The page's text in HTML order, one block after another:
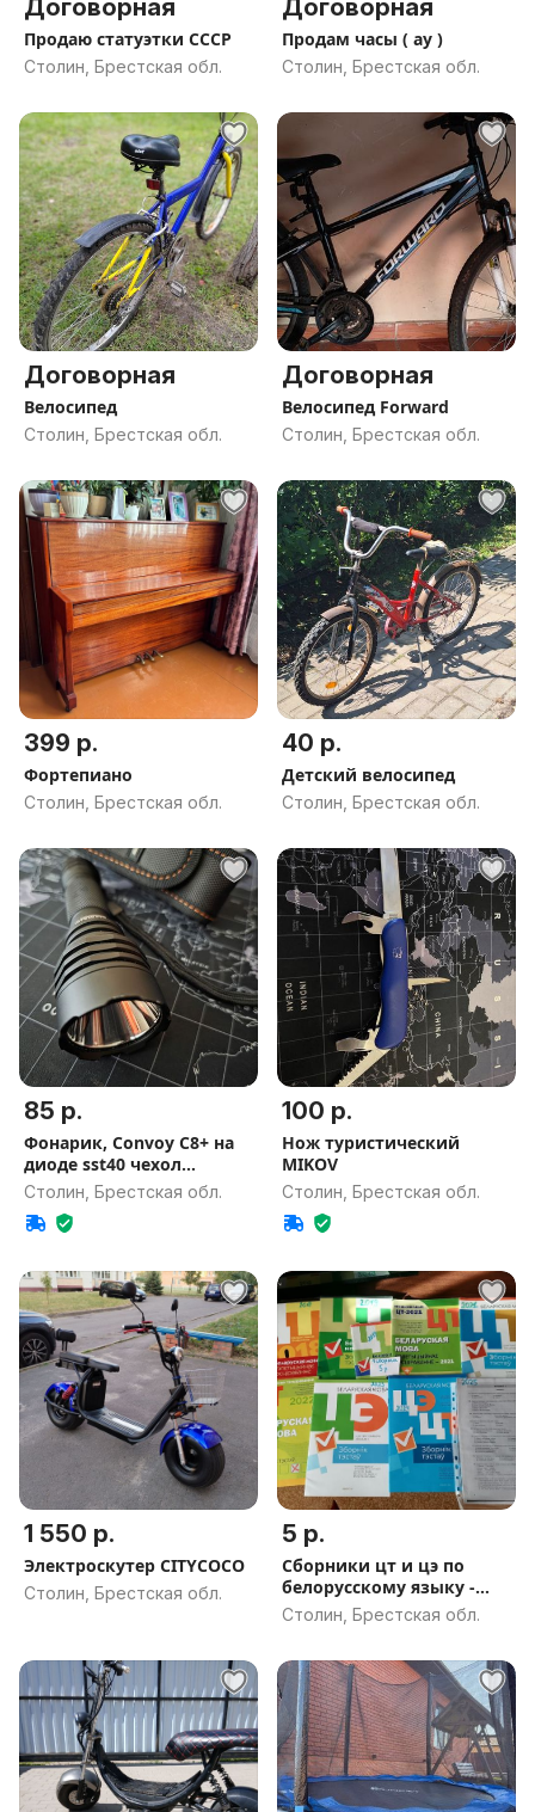
Договорная
Продаю статуэтки СССР
Столин, Брестская обл.
Договорная
Продам часы ( ау )
Столин, Брестская обл.
Договорная
Велосипед
Столин, Брестская обл.
Договорная
Велосипед Forward
Столин, Брестская обл.
399 р.
Фортепиано
Столин, Брестская обл.
40 р.
Детский велосипед
Столин, Брестская обл.
85 р.
Фонарик, Convoy C8+ на
диоде sst40 чехол
оригинал
Столин, Брестская обл.
100 р.
Нож туристический
MIKOV
Столин, Брестская обл.
1 550 р.
Электроскутер CITYCOCO
Столин, Брестская обл.
5 р.
Сборники цт и цэ по
белорусскому языку -
2018-202
Столин, Брестская обл.